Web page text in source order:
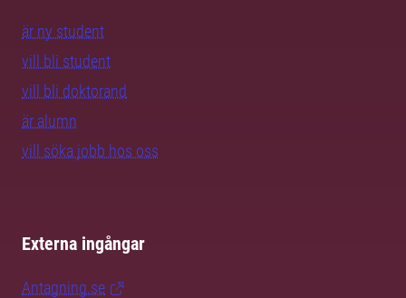
är ny student
vill bli student
vill bli doktorand
är alumn
vill söka jobb hos oss
Externa ingångar
Antagning.se